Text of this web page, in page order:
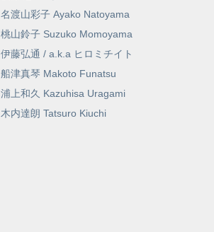
名渡山彩子 Ayako Natoyama
桃山鈴子 Suzuko Momoyama
伊藤弘通 / a.k.a ヒロミチイト
船津真琴 Makoto Funatsu
浦上和久 Kazuhisa Uragami
木内達朗 Tatsuro Kiuchi